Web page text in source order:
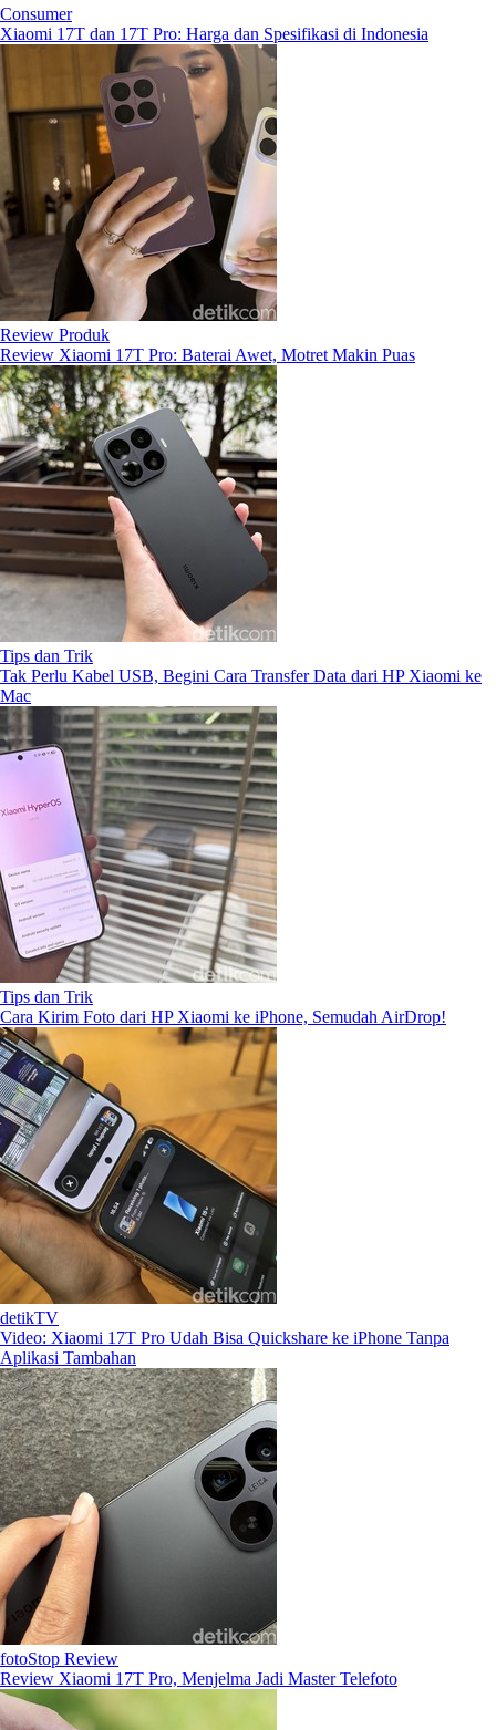
Consumer
Xiaomi 17T dan 17T Pro: Harga dan Spesifikasi di Indonesia
Review Produk
Review Xiaomi 17T Pro: Baterai Awet, Motret Makin Puas
Tips dan Trik
Tak Perlu Kabel USB, Begini Cara Transfer Data dari HP Xiaomi ke
Mac
Tips dan Trik
Cara Kirim Foto dari HP Xiaomi ke iPhone, Semudah AirDrop!
detikTV
Video: Xiaomi 17T Pro Udah Bisa Quickshare ke iPhone Tanpa
Aplikasi Tambahan
fotoStop Review
Review Xiaomi 17T Pro, Menjelma Jadi Master Telefoto